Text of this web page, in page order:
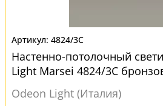
4824/3C
Настенно-потолочный
Light Marsei 4824/3C
Odeon Light (Италия)